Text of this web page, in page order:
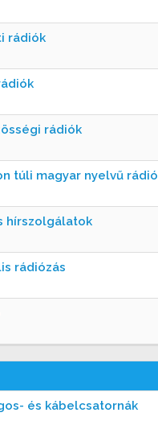
rádiók
rádiók
túli magyar nyelvű
hírszolgálatok
rádiózás
és kábelcsatornák